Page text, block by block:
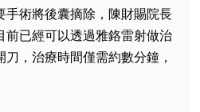
術將後囊摘除，陳財賜院長
已經可以透過雅鉻雷射做治
，治療時間僅需約數分鐘，